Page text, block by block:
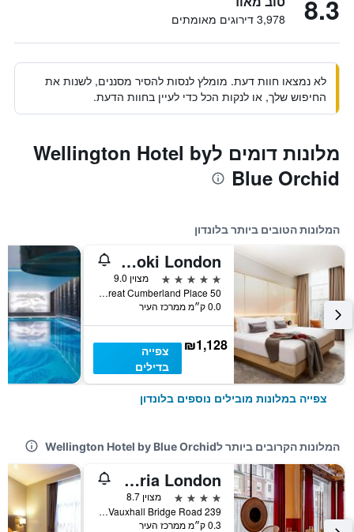
8.3 3,978 דירוגים מאומתים
לא נמצאו חוות דעת. מומלץ לנסות להסיר מסננים, לשנות את
החיפוש שלך, או לנקות הכל כדי לעיין בחוות הדעת.
מלונות דומים לWellington Hotel by
Blue Orchid
המלונות הטובים ביותר בלונדון
The Prince Akatoki London
5 כוכבים
מצוין 9.0
50 Great Cumberland Place, לונדון, בריטניה
0.0 ק״מ ממרכז העיר
₪1,128
צפייה
בדילים
צפייה במלונות מובילים נוספים בלונדון
המלונות הקרובים ביותר לWellington Hotel by Blue Orchid
Park Plaza Victoria London
4 כוכבים
מצוין 8.7
239 Vauxhall Bridge Road, לונדון, בריטניה
0.3 ק״מ ממרכז העיר